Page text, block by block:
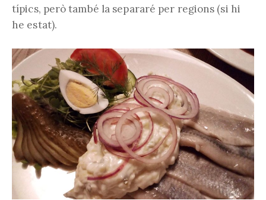
típics, però també la separaré per regions (si hi
he estat).